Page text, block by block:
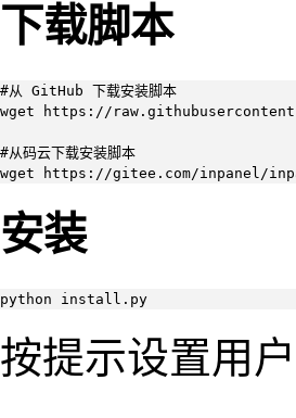
下载脚本
#从 GitHub 下载安装脚本
wget https://
#从码云下载安装脚本
wget https://gitee.com/inpanel/
安装
python install.py
按提示设置用